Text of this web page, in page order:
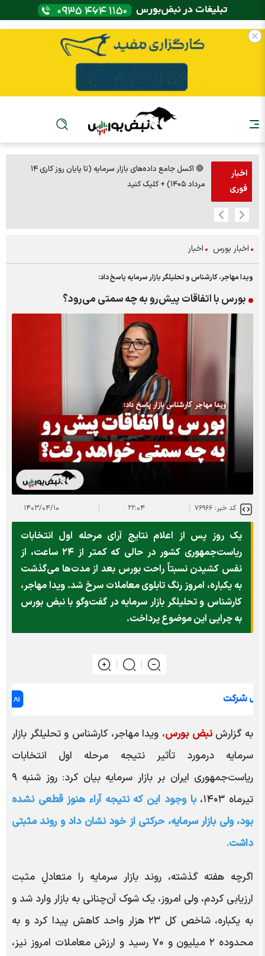
اخبار
فوری
🔴 اکسل جامع داده‌های بازار سرمایه (تا پایان روز کاری ۱۴
مرداد ۱۴۰۵) + کلیک کنید
اخبار بورس اخبار
ویدا مهاجر، کارشناس و تحلیلگر بازار سرمایه پاسخ داد:
بورس با اتفاقات پیش‌رو به چه سمتی می‌رود؟
کد خبر: ۷۶۹۶۶ ۲۲:۰۴ ۱۴۰۳/۰۴/۱۰
یک روز پس از اعلام نتایج آرای مرحله اول انتخابات
ریاست‌جمهوری کشور در حالی که کمتر از ۲۴ ساعت، از
نفس کشیدن نسبتاً راحت بورس بعد از مدت‌ها می‌گذشت
به یکباره، امروز رنگ تابلوی معاملات سرخ شد. ویدا مهاجر،
کارشناس و تحلیلگر بازار سرمایه در گفت‌وگو با نبض بورس
به چرایی این موضوع پرداخت.
به گزارشنبض بورس، ویدا مهاجر، کارشناس و تحلیلگر بازار
سرمایه درمورد تأثیر نتیجه مرحله اول انتخابات
ریاست‌جمهوری ایران بر بازار سرمایه بیان کرد: روز شنبه ۹
تیرماه ۱۴۰۳،
با وجود این که نتیجه آراء هنوز قطعی نشده
بود، ولی بازار سرمایه، حرکتی از خود نشان داد و روند مثبتی
داشت.
اگرچه هفته گذشته، روند بازار سرمایه را متعادلِ مثبت
ارزیابی کردم، ولی امروز، یک شوک آن‌چنانی به بازار وارد شد و
به یکباره، شاخص کل ۲۳ هزار واحد کاهش پیدا کرد و به
محدوده ۲ میلیون و ۷۰ رسید و ارزش معاملات امروز نیز،